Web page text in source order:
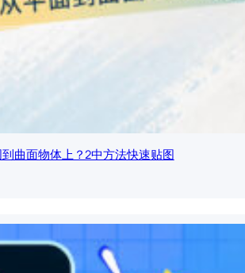
曲面物体上？2中方法快速贴图